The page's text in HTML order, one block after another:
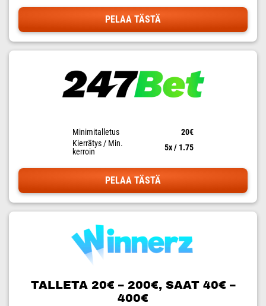
PELAA TÄSTÄ
Minimitalletus
20€
Kierrätys / Min.
kerroin
5x / 1.75
PELAA TÄSTÄ
TALLETA 20€ – 200€, SAAT 40€ –
400€